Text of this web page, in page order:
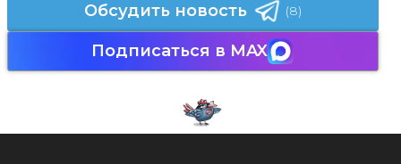
Обсудить новость (8)
Подписаться в MAX